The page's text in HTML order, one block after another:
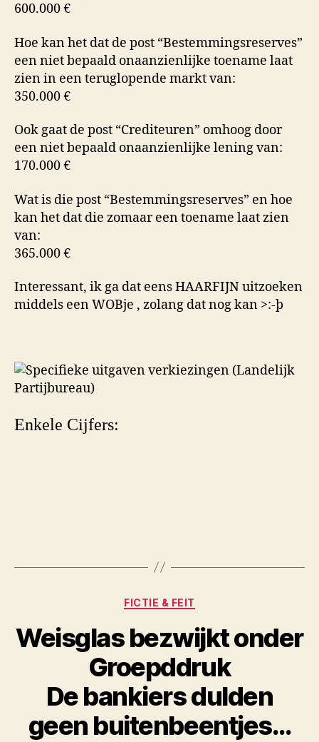
600.000 €
Hoe kan het dat de post “Bestemmingsreserves”
een niet bepaald onaanzienlijke toename laat
zien in een teruglopende markt van:
350.000 €
Ook gaat de post “Crediteuren” omhoog door
een niet bepaald onaanzienlijke lening van:
170.000 €
Wat is die post “Bestemmingsreserves” en hoe
kan het dat die zomaar een toename laat zien
van:
365.000 €
Interessant, ik ga dat eens HAARFIJN uitzoeken
middels een WOBje , zolang dat nog kan >:-þ
Enkele Cijfers:
Categorieën
FICTIE & FEIT
Weisglas bezwijkt onder
Groepddruk
De bankiers dulden
geen buitenbeentjes…